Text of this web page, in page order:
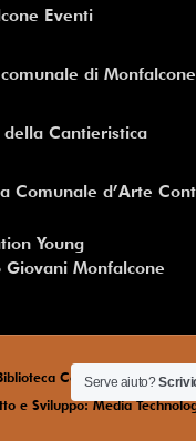
Eventi
di Monfalcone
della Cantieristica
Comunale d’Arte
Young
Giovani Monfalcone
Comunale di
e Sviluppo: Media
Serve aiuto?